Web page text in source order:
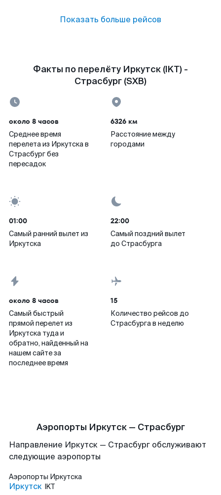
Показать больше рейсов
Факты по перелёту Иркутск (IKT) -
Страсбург (SXB)
около 8 часов
Среднее время
перелета из Иркутска в
Страсбург без
пересадок
6326 км
Расстояние между
городами
01:00
Самый ранний вылет из
Иркутска
22:00
Самый поздний вылет
до Страсбурга
около 8 часов
Самый быстрый
прямой перелет из
Иркутска туда и
обратно, найденный на
нашем сайте за
последнее время
15
Количество рейсов до
Страсбурга в неделю
Аэропорты Иркутск — Страсбург
Направление Иркутск — Страсбург обслуживают
следующие аэропорты
Аэропорты Иркутска
Иркутск IKT